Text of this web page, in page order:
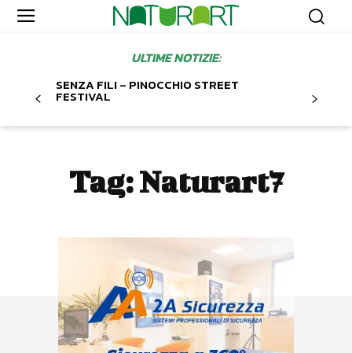
ULTIME NOTIZIE:
SENZA FILI – PINOCCHIO STREET
FESTIVAL
Tag:Naturart7